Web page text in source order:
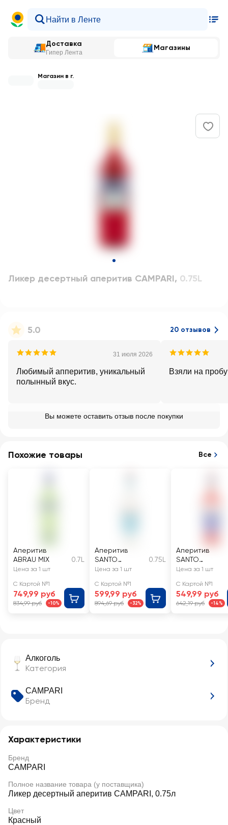
Доставка
Гипер Лента
Магазины
Магазин в г.
Ликер десертный аперитив CAMPARI, 0.75L
5.0 20 отзывов
31 июля 2026
Любимый апперитив, уникальный
полынный вкус.
Взяли на
Вы можете оставить отзыв после покупки
Алкоголь
Категория
CAMPARI
Бренд
Характеристики
Бренд
CAMPARI
Полное название товара (у поставщика)
Ликер десертный аперитив CAMPARI, 0.75л
Цвет
Красный
Похожие товары Все
Аперитив
ABRAU MIX
0.7L
Цена за 1 шт
С Картой №1
749,99 руб
834,99 руб -10%
Аперитив
SANTO
STEFANO
0.75L
Цена за 1 шт
С Картой №1
599,99 руб
894,69 руб -32%
Аперитив
SANTO
STEFANO
Цена за 1 шт
С Картой №1
549,99 руб
642,19 руб -14%